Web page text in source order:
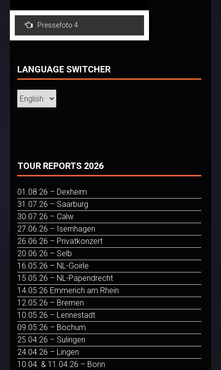
Post
navigation
Pressefoto 4
LANGUAGE SWITCHER
TOUR REPORTS 2026
01.08.26 – Dexheim
31.07.26 – Saarburg
30.07.26 – Calw
27.06.26 – Isernhagen
26.06.26 – Privatkonzert
20.06.26 – Selb
16.05.26 – NL-Goirle
15.05.26 – NL-Papendrecht
14.05.26 Emmerich am Rhein
12.05.26 – Bremen
10.05.26 – Lennestadt
09.05.26 – Bochum
25.04.26 – Sulingen
24.04.26 – Lingen
10.04. & 11.04.26 – Bonn